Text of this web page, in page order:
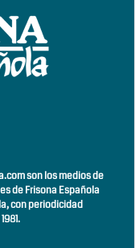
son los medios de
de Frisona Española
conperiodicidad